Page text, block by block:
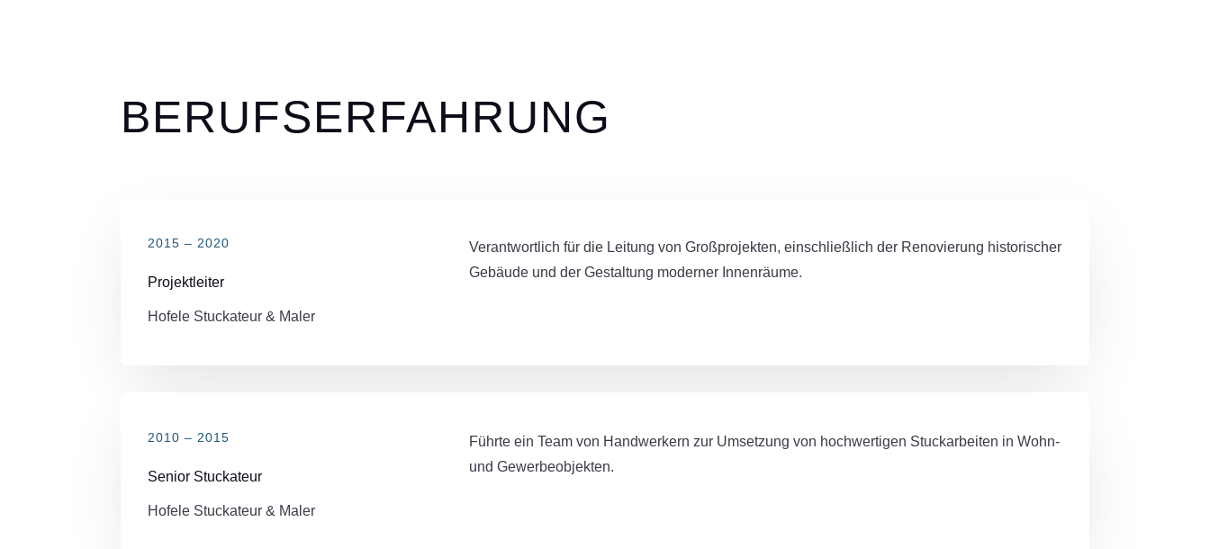
BERUFSERFAHRUNG
2015 – 2020
Projektleiter
Hofele Stuckateur & Maler
Verantwortlich für die Leitung von Großprojekten, einschließlich der Renovierung historischer
Gebäude und der Gestaltung moderner Innenräume.
2010 – 2015
Senior Stuckateur
Hofele Stuckateur & Maler
Führte ein Team von Handwerkern zur Umsetzung von hochwertigen Stuckarbeiten in Wohn-
und Gewerbeobjekten.